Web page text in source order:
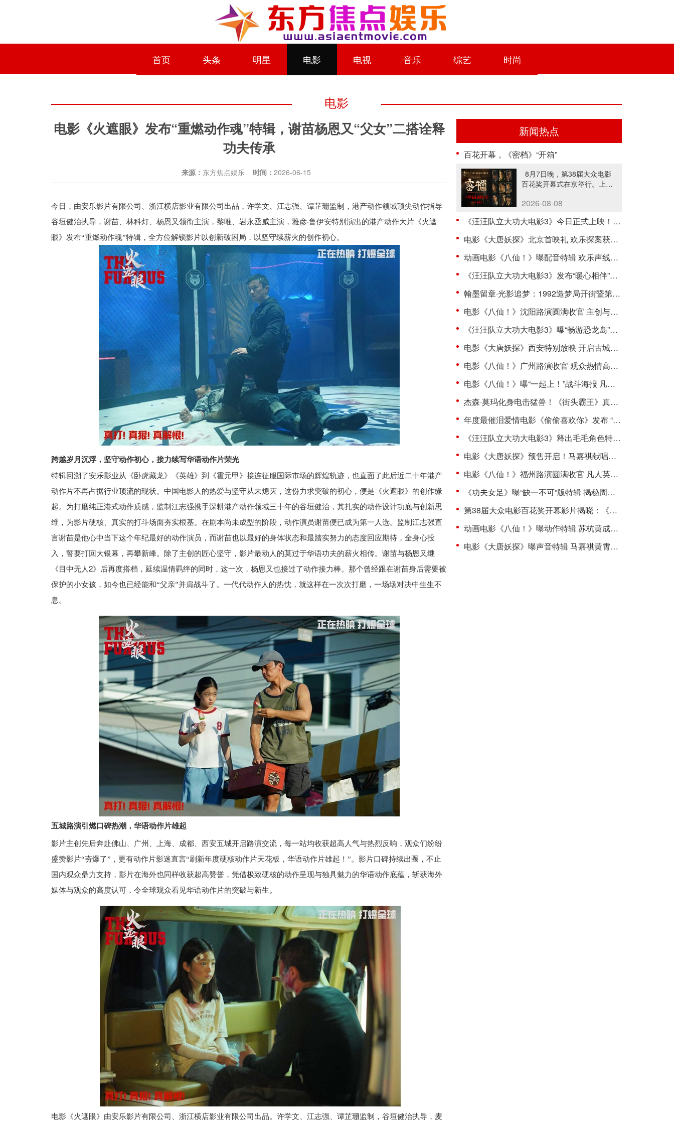
首页 头条 明星 电影 电视 音乐 综艺 时尚
电影
电影《火遮眼》发布“重燃动作魂”特辑，谢苗杨恩又“父女”二搭诠释
功夫传承
来源： 东方焦点娱乐 时间： 2026-06-15
今日，由安乐影片有限公司、浙江横店影业有限公司出品，许学文、江志强、谭芷珊监制，港产动作领域顶尖动作指导
谷垣健治执导，谢苗、林科灯、杨恩又领衔主演，黎唯、岩永丞威主演，雅彦·鲁伊安特别演出的港产动作大片《火遮
眼》发布“重燃动作魂”特辑，全方位解锁影片以创新破困局，以坚守续薪火的创作初心。
跨越岁月沉浮，坚守动作初心，接力续写华语动作片荣光
特辑回溯了安乐影业从《卧虎藏龙》《英雄》到《霍元甲》接连征服国际市场的辉煌轨迹，也直面了此后近二十年港产
动作片不再占据行业顶流的现状。中国电影人的热爱与坚守从未熄灭，这份力求突破的初心，便是《火遮眼》的创作缘
起。为打磨纯正港式动作质感，监制江志强携手深耕港产动作领域三十年的谷垣健治，其扎实的动作设计功底与创新思
维，为影片硬核、真实的打斗场面夯实根基。在剧本尚未成型的阶段，动作演员谢苗便已成为第一人选。监制江志强直
言谢苗是他心中当下这个年纪最好的动作演员，而谢苗也以最好的身体状态和最踏实努力的态度回应期待，全身心投
入，誓要打回大银幕，再攀新峰。除了主创的匠心坚守，影片最动人的莫过于华语功夫的薪火相传。谢苗与杨恩又继
《目中无人2》后再度搭档，延续温情羁绊的同时，这一次，杨恩又也接过了动作接力棒。那个曾经跟在谢苗身后需要被
保护的小女孩，如今也已经能和“父亲”并肩战斗了。一代代动作人的热忱，就这样在一次次打磨，一场场对决中生生不
息。
五城路演引燃口碑热潮，华语动作片雄起
影片主创先后奔赴佛山、广州、上海、成都、西安五城开启路演交流，每一站均收获超高人气与热烈反响，观众们纷纷
盛赞影片“夯爆了”，更有动作片影迷直言“刷新年度硬核动作片天花板，华语动作片雄起！”。影片口碑持续出圈，不止
国内观众鼎力支持，影片在海外也同样收获超高赞誉，凭借极致硬核的动作呈现与独具魅力的华语动作底蕴，斩获海外
媒体与观众的高度认可，令全球观众看见华语动作片的突破与新生。
电影《火遮眼》由安乐影片有限公司、浙江横店影业有限公司出品。许学文、江志强、谭芷珊监制，谷垣健治执导，麦
新闻热点
百花开幕，《密档》“开箱”
8月7日晚，第38届大众电影
百花奖开幕式在京举行。上影
2026-08-08
《汪汪队立大功大电影3》今日正式上映！来电影院陪孩子过欢乐暑假
电影《大唐妖探》北京首映礼 欢乐探案获观众盛赞：“夯！”
动画电影《八仙！》曝配音特辑 欢乐声线鲜活塑造凡人八仙群像
《汪汪队立大功大电影3》发布“暖心相伴”预告 暑假亲子观影首选
翰墨留章·光影追梦：1992造梦局开街暨第二届“中子星·小说月报影视改编价值潜力榜”发布会在盐城举行
电影《八仙！》沈阳路演圆满收官 主创与观众互赠“东北特色”惊喜
《汪汪队立大功大电影3》曝“畅游恐龙岛”片段 点映口碑升温引共鸣
电影《大唐妖探》西安特别放映 开启古城合家欢奇幻冒险！
电影《八仙！》广州路演收官 观众热情高涨主创收获“粤”式惊喜
电影《八仙！》曝“一起上！”战斗海报 凡人集结共赴终极决战
杰森·莫玛化身电击猛兽！《街头霸王》真人电影布兰卡单人预告震撼发布
年度最催泪爱情电影《偷偷喜欢你》发布 “夏日恋恋” 版预告 七夕解锁盛夏暗恋毕业季离别遗憾
《汪汪队立大功大电影3》释出毛毛角色特辑 限时超前观影更快乐
电影《大唐妖探》预售开启！马嘉祺献唱主题曲《不退！》邀你共赴探案之旅
电影《八仙！》福州路演圆满收官 凡人英雄故事引发广泛共鸣
《功夫女足》曝“缺一不可”版特辑 揭秘周星驰新作中的新人力量
第38届大众电影百花奖开幕影片揭晓：《密档》
动画电影《八仙！》曝动作特辑 苏杭黄成希强强联手铸就超燃打戏
电影《大唐妖探》曝声音特辑 马嘉祺黄霄雲唱响少年热血之歌！